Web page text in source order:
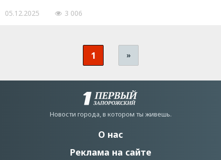
05.12.2025 3 006
1 »
Новости города, в котором ты живешь.
О нас
Реклама на сайте